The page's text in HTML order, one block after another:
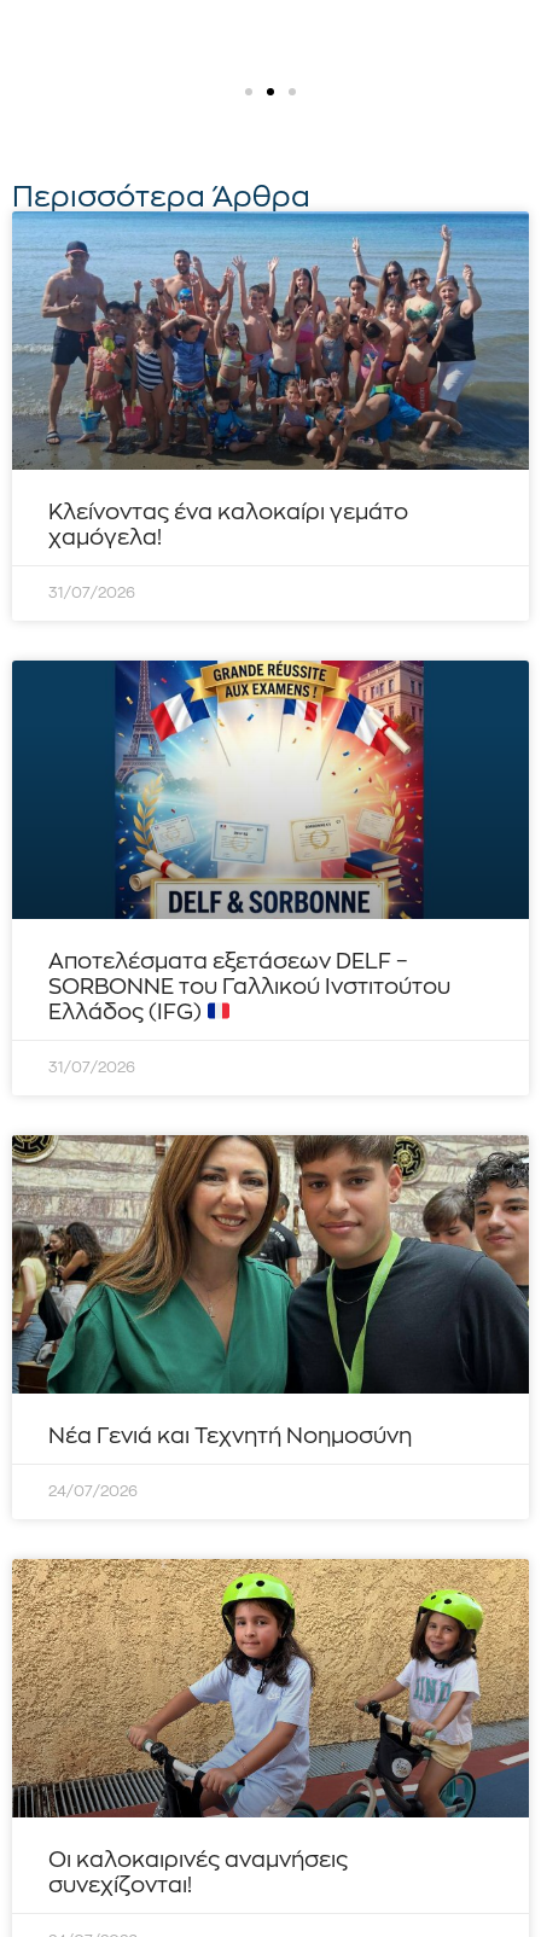
Περισσότερα Άρθρα
Κλείνοντας ένα καλοκαίρι γεμάτο
χαμόγελα!
31/07/2026
Αποτελέσματα εξετάσεων DELF –
SORBONNE του Γαλλικού Ινστιτούτου
Ελλάδος (IFG)
31/07/2026
Νέα Γενιά και Τεχνητή Νοημοσύνη
24/07/2026
Οι καλοκαιρινές αναμνήσεις
συνεχίζονται!